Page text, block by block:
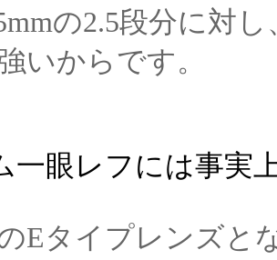
の2.5段分に対
いからです。
一眼レフには事実
Eタイプレンズと